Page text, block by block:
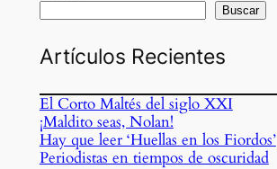
Buscar
Artículos Recientes
El Corto Maltés del siglo XXI
¡Maldito seas, Nolan!
Hay que leer ‘Huellas en los Fiordos’
Periodistas en tiempos de oscuridad